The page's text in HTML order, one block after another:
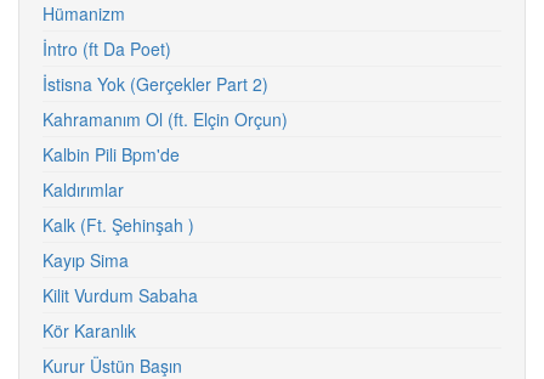
Hümanizm
İntro (ft Da Poet)
İstisna Yok (Gerçekler Part 2)
Kahramanım Ol (ft. Elçin Orçun)
Kalbin Pili Bpm'de
Kaldırımlar
Kalk (Ft. Şehinşah )
Kayıp Sima
Kilit Vurdum Sabaha
Kör Karanlık
Kurur Üstün Başın